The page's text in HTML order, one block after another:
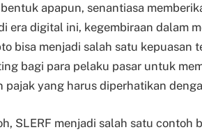
apapun, senantiasa
era digital ini, kegembiraan dalam
bisa menjadi salah satu kepuasan
bagi para pelaku pasar untuk
pajak yang harus diperhatikan
SLERF menjadi salah satu contoh